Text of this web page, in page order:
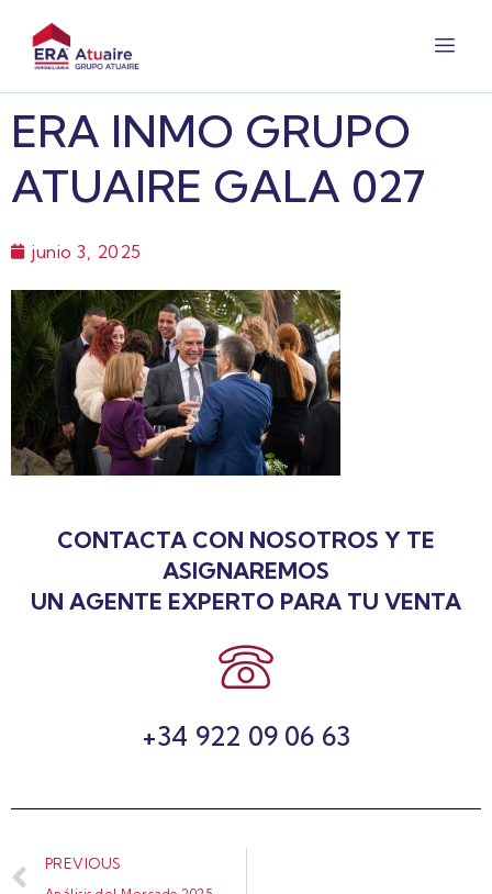
ERA INMO GRUPO
ATUAIRE GALA 027
junio 3, 2025
CONTACTA CON NOSOTROS Y TE
ASIGNAREMOS
UN AGENTE EXPERTO PARA TU VENTA
+34 922 09 06 63
PREVIOUS